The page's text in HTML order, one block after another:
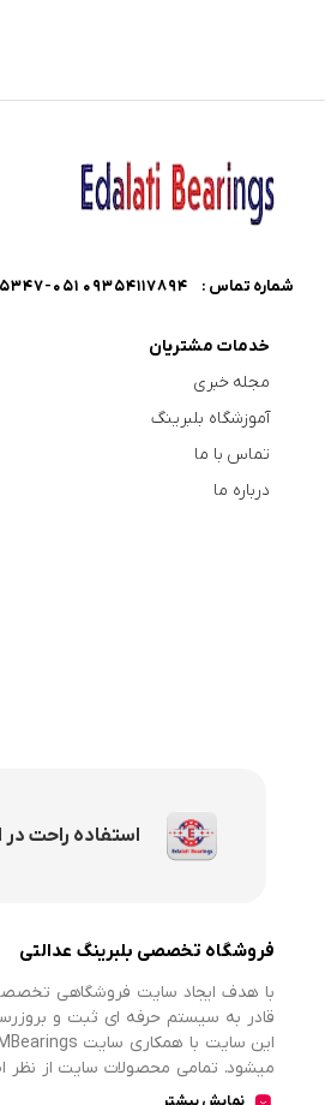
شماره تماس : 09354117894 051-37665347
خدمات مشتریان
مجله خبری
آموزشگاه بلبرینگ
تماس با ما
درباره ما
استفاده راحت در
فروشگاه تخصصی بلبرینگ عدالتی
با هدف ایجاد سایت فروشگاهی تخصصی
قادر به سیستم حرفه ای ثبت و
میشود. تمامی محصولات سایت از نظر
اطلاعات کامل محصولات را از فروشگاه